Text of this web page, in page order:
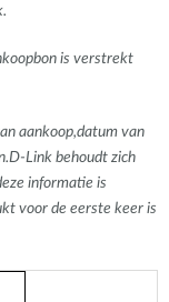
is verstrekt
aankoop,datum van
Link behoudt zich
informatie is
voor de eerste keer is